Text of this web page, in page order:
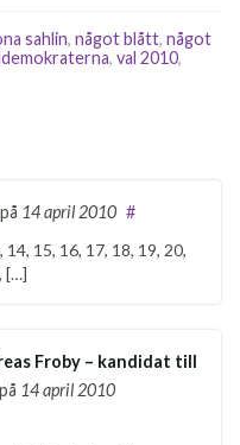
sahlin, något blått, något
, val 2010,
på 14 april 2010 #
14, 15, 16, 17, 18, 19, 20,
[…]
Froby – kandidat till
på 14 april 2010